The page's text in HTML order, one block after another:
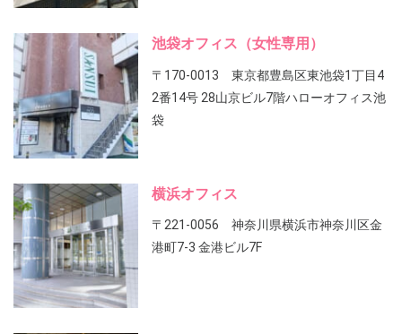
池袋オフィス（女性専用）
〒170-0013 東京都豊島区東池袋1丁目4
2番14号 28山京ビル7階ハローオフィス池
袋
横浜オフィス
〒221-0056 神奈川県横浜市神奈川区金
港町7-3 金港ビル7F